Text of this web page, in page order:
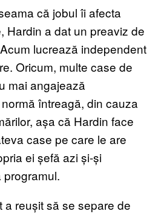
că jobul îi afecta
Hardin a dat un preaviz de
lucrează independent
Oricum, multe case de
mai angajează
întreagă, din cauza
așa că Hardin face
case pe care le are
ei șefă azi și-și
a reușit să se separe de